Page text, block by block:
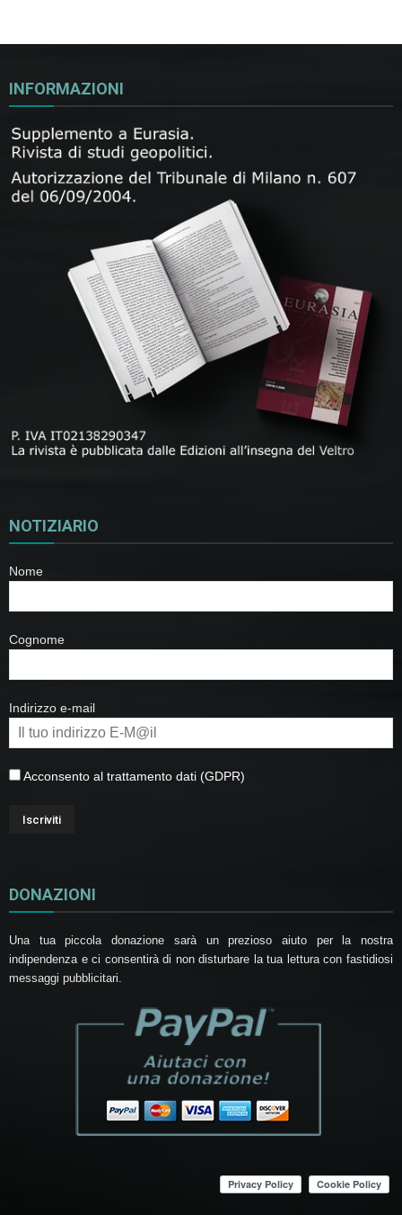
INFORMAZIONI
NOTIZIARIO
Nome
Cognome
Indirizzo e-mail
Acconsento al trattamento dati (GDPR)
DONAZIONI
Una tua piccola donazione sarà un prezioso aiuto per la nostra
indipendenza e ci consentirà di non disturbare la tua lettura con fastidiosi
messaggi pubblicitari.